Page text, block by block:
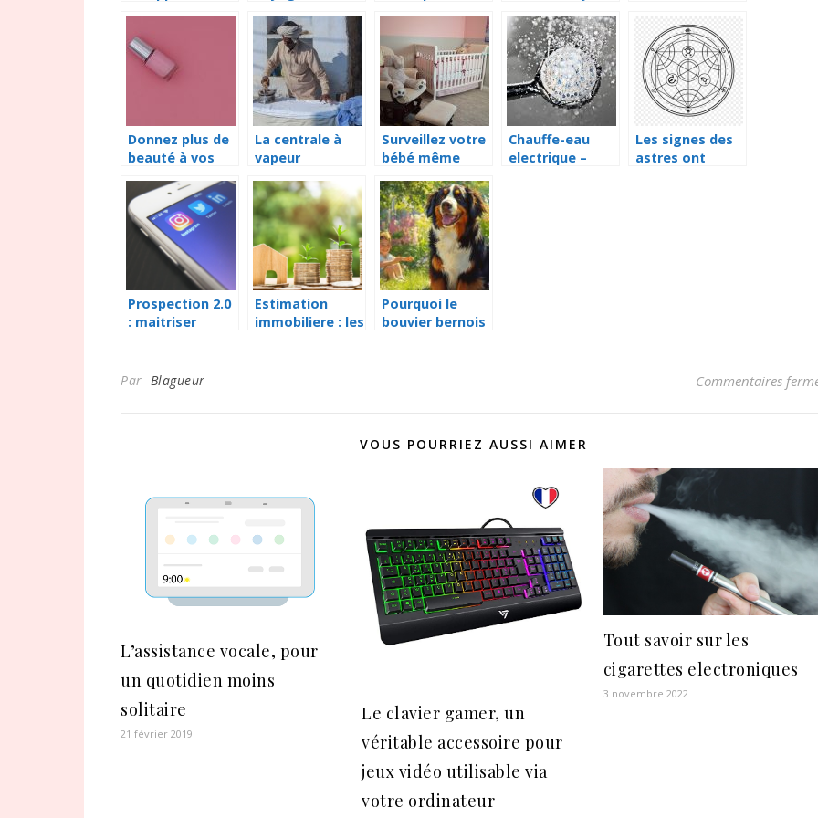
mesurer au
mieux l’humidité
de l’air
aliments frais ?
appropriée pour
couper aux
formes voulues
les papiers et
autres
nautique tant
pour les adultes
que pour les
enfants
d’évasion
Donnez plus de
beauté à vos
lampe à UV
La centrale à
vapeur
pour des
résultats
satisfaisants
Surveillez votre
bébé même
Chauffe-eau
electrique –
Les signes des
astres ont
Prospection 2.0
: maitriser
prospects
ideaux
Estimation
immobiliere : les
Pourquoi le
bouvier bernois
Par Blagueur Commentaires
VOUS POURRIEZ AUSSI AIMER
L’assistance vocale, pour
un quotidien moins
solitaire
21 février 2019
Le clavier gamer, un
véritable accessoire pour
jeux vidéo utilisable via
votre ordinateur
Tout savoir sur les
cigarettes electroniques
3 novembre 2022